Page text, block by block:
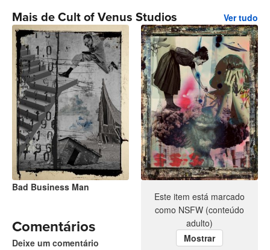
Mais de Cult of Venus Studios Ver tudo
Bad Business Man
Este item está marcado
como NSFW (conteúdo
adulto)
Mostrar
Comentários
Deixe um comentário